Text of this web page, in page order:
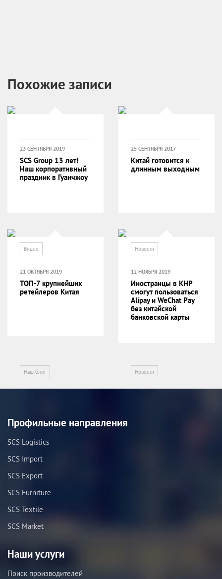
Похожие записи
Видео
23 СЕНТЯБРЯ 2019
SCS Group 13 лет!
Наш корпоративный
праздник в Гуанчжоу
Новости
25 СЕНТЯБРЯ 2017
Китай готовится к
длинным выходным
Наш блог
21 ОКТЯБРЯ 2019
ТОП-7 крупнейших
ретейлеров Китая
Новости
12 НОЯБРЯ 2019
Иностранцы в КНР
смогут пользоваться
Alipay и WeChat Pay
без китайской
банковской карты
Профильные направления
SCS Logistics
SCS Import
SCS Export
SCS Furniture
SCS Textile
SCS Market
Наши услуги
Поиск производителей